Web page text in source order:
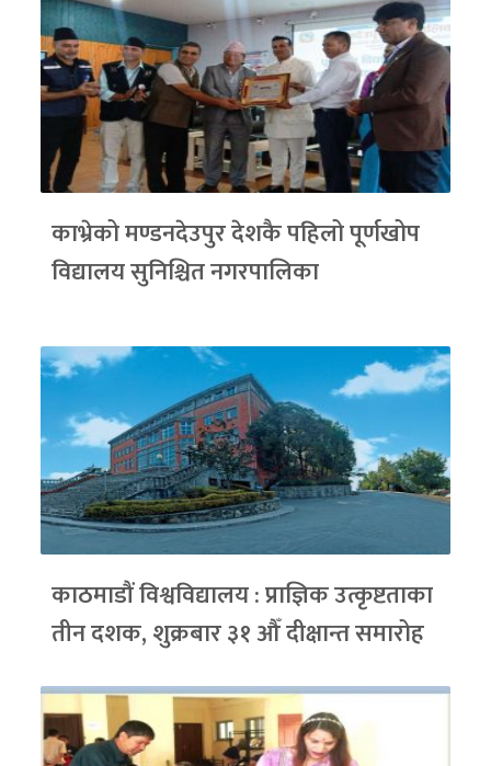
काभ्रेको मण्डनदेउपुर देशकै पहिलो पूर्णखोप
विद्यालय सुनिश्चित नगरपालिका
काठमाडौं विश्वविद्यालय : प्राज्ञिक उत्कृष्टताका
तीन दशक, शुक्रबार ३१ औँ दीक्षान्त समारोह